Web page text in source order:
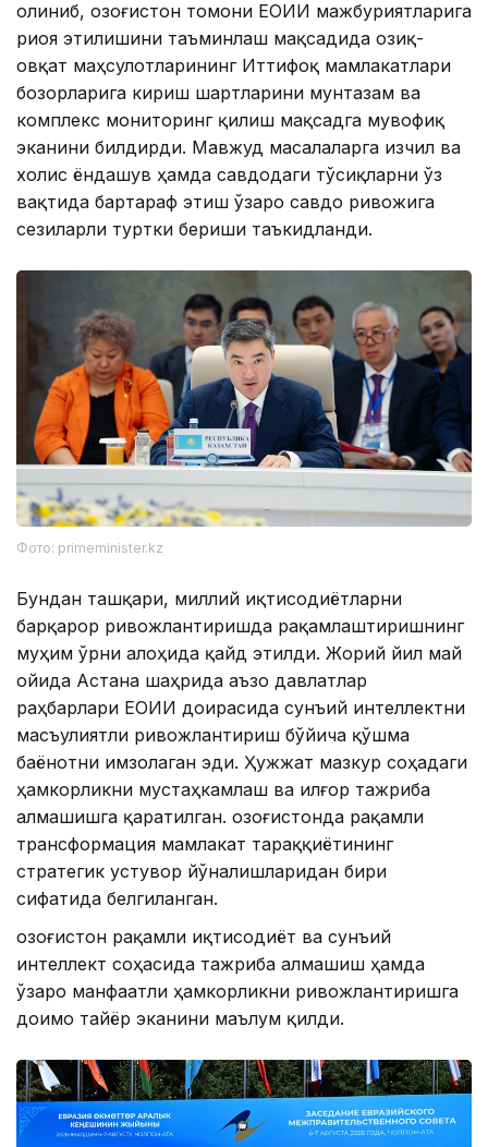
олиниб, Қозоғистон томони ЕОИИ мажбуриятларига
риоя этилишини таъминлаш мақсадида озиқ-
овқат маҳсулотларининг Иттифоқ мамлакатлари
бозорларига кириш шартларини мунтазам ва
комплекс мониторинг қилиш мақсадга мувофиқ
эканини билдирди. Мавжуд масалаларга изчил ва
холис ёндашув ҳамда савдодаги тўсиқларни ўз
вақтида бартараф этиш ўзаро савдо ривожига
сезиларли туртки бериши таъкидланди.
Фото: primeminister.kz
Бундан ташқари, миллий иқтисодиётларни
барқарор ривожлантиришда рақамлаштиришнинг
муҳим ўрни алоҳида қайд этилди. Жорий йил май
ойида Астана шаҳрида аъзо давлатлар
раҳбарлари ЕОИИ доирасида сунъий интеллектни
масъулиятли ривожлантириш бўйича қўшма
баёнотни имзолаган эди. Ҳужжат мазкур соҳадаги
ҳамкорликни мустаҳкамлаш ва илғор тажриба
алмашишга қаратилган. Қозоғистонда рақамли
трансформация мамлакат тараққиётининг
стратегик устувор йўналишларидан бири
сифатида белгиланган.
Қозоғистон рақамли иқтисодиёт ва сунъий
интеллект соҳасида тажриба алмашиш ҳамда
ўзаро манфаатли ҳамкорликни ривожлантиришга
доимо тайёр эканини маълум қилди.